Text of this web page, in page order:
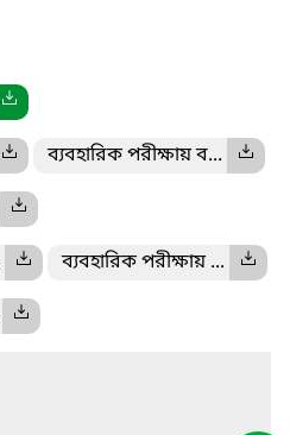
ব্যবহারিক পরীক্ষায় ব...
ব্যবহারিক পরীক্ষায় ...